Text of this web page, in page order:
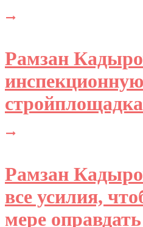
Рамзан
Рамзан
все усилия,
мере